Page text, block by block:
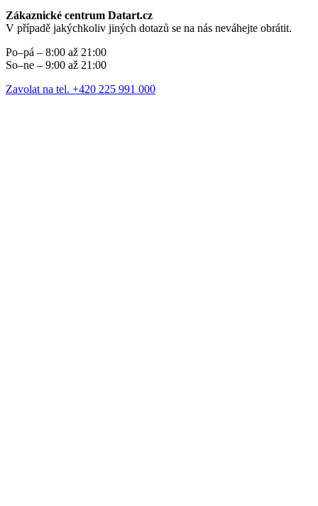
Zákaznické centrum Datart.cz
V případě jakýchkoliv jiných dotazů se na nás neváhejte obrátit.
Po–pá – 8:00 až 21:00
So–ne – 9:00 až 21:00
Zavolat na tel. +420 225 991 000